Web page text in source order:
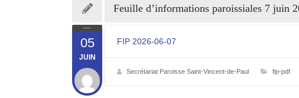
05
JUIN
Feuille d’informations paroissiales 7 juin
FIP 2026-06-07
Secrétariat Paroisse Saint-Vincent-de-Paul fip-pdf